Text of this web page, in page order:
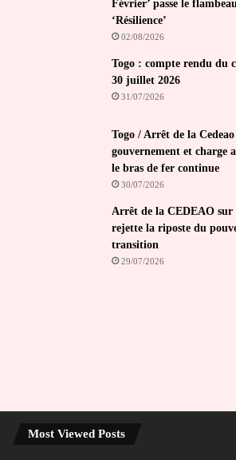
Février’ passe le
‘Résilience’
02/08/2026
Togo : compte rendu du
30 juillet 2026
31/07/2026
Togo / Arrêt de la
gouvernement et charge
le bras de fer continue
30/07/2026
Arrêt de la CEDEAO sur
rejette la riposte du
transition
29/07/2026
Most Viewed Posts